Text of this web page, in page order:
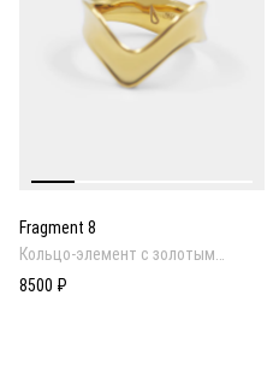
Fragment 8
Кольцо-элемент с золотым
покрытием
8500 ₽